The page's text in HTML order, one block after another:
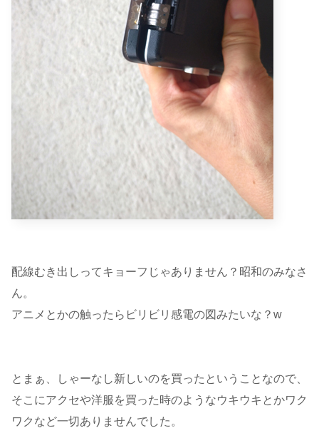
配線むき出しってキョーフじゃありません？昭和のみなさ
ん。
アニメとかの触ったらビリビリ感電の図みたいな？w
とまぁ、しゃーなし新しいのを買ったということなので、
そこにアクセや洋服を買った時のようなウキウキとかワク
ワクなど一切ありませんでした。